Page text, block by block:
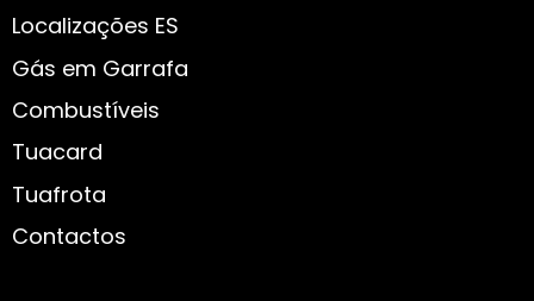
Localizações ES
Gás em Garrafa
Combustíveis
Tuacard
Tuafrota
Contactos